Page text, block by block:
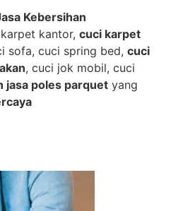
Kebersihan
kantor, cuci karpet
sofa, cuci spring bed, cuci
, cuci jok mobil, cuci
jasa poles parquet yang